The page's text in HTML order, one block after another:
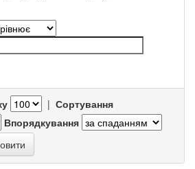
| Сортування
Впорядкування